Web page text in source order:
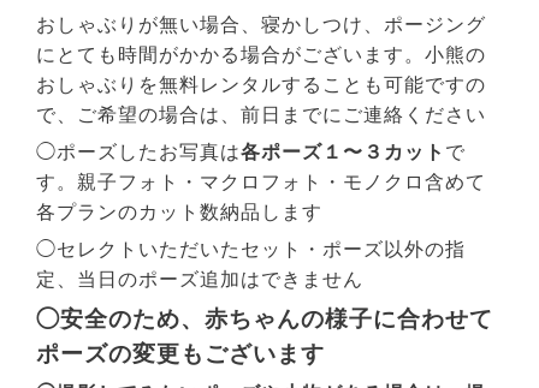
おしゃぶりが無い場合、寝かしつけ、ポージング
にとても時間がかかる場合がございます。小熊の
おしゃぶりを無料レンタルすることも可能ですの
で、ご希望の場合は、前日までにご連絡ください
◯ポーズしたお写真は各ポーズ１〜３カット で
す。親子フォト・マクロフォト・モノクロ含めて
各プランのカット数納品します
◯セレクトいただいたセット・ポーズ以外の指
定、当日のポーズ追加はできません
◯安全のため、赤ちゃんの様子に合わせて
ポーズの変更もございます